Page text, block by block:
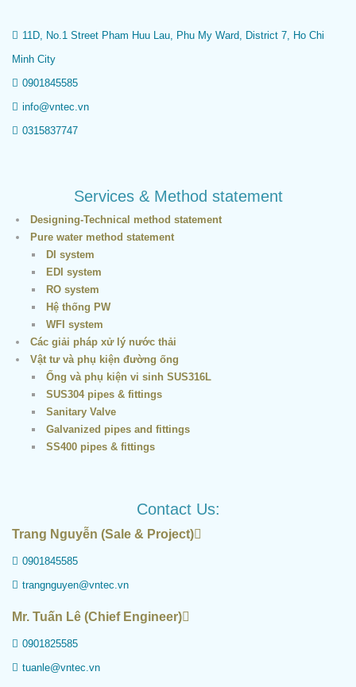
11D, No.1 Street Pham Huu Lau, Phu My Ward, District 7, Ho Chi
Minh City
0901845585
info@vntec.vn
0315837747
Services & Method statement
Designing-Technical method statement
Pure water method statement
DI system
EDI system
RO system
Hệ thống PW
WFI system
Các giải pháp xử lý nước thải
Vật tư và phụ kiện đường ống
Ống và phụ kiện vi sinh SUS316L
SUS304 pipes & fittings
Sanitary Valve
Galvanized pipes and fittings
SS400 pipes & fittings
Contact Us:
Trang Nguyễn (Sale & Project)
0901845585
trangnguyen@vntec.vn
Mr. Tuấn Lê (Chief Engineer)
0901825585
tuanle@vntec.vn